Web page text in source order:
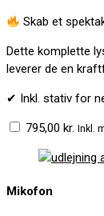
Skab et
Dette komplette
leverer de en
✔ Inkl. stativ for
795,00 kr. Inkl.
Mikofon